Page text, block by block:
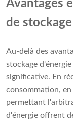
Avantages
de
Au-delà des
stockage
significative. En
consommation,
permettant
d'énergie offrent